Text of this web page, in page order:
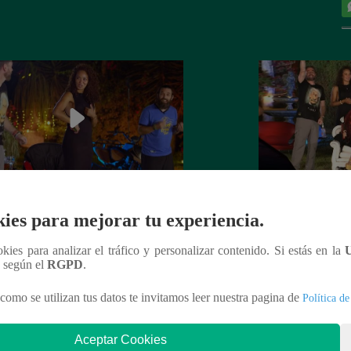
un paso’ en Noche de Patas
septiembre del
para mejorar tu experiencia.
para analizar el tráfico y personalizar contenido. Si estás en la
según el RGPD.
se utilizan tus datos te invitamos leer nuestra pagina de Política
Aceptar Cookies